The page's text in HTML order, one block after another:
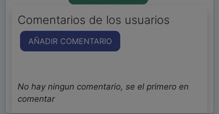
Comentarios de los usuarios
AÑADIR COMENTARIO
No hay ningun comentario, se el primero en
comentar